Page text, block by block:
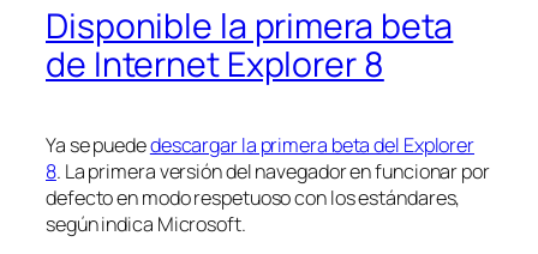
Disponible la primera beta
de Internet Explorer 8
Ya se puededescargar la primera beta del Explorer
8. La primera versión del navegador en funcionar por
defecto en modo respetuoso con los estándares,
según indica Microsoft.